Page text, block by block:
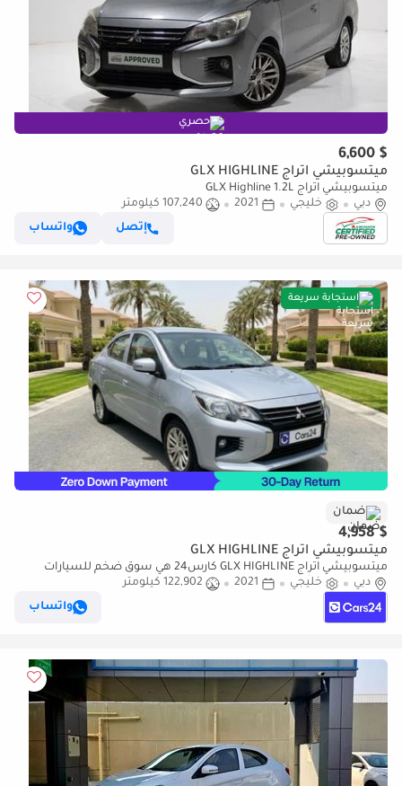
حصري
$ 6,600
ميتسوبيشي اتراج GLX HIGHLINE
ميتسوبيشي اتراج GLX Highline 1.2L
دبي
خليجي 2021
107,240 كيلومتر
إتصل
واتساب
استجابة سريعة
ضمان
$ 4,958
ميتسوبيشي اتراج GLX HIGHLINE
ميتسوبيشي اتراج GLX HIGHLINE كارس24 هي سوق ضخم للسيارات
المستعملة موثوق ومضمون ٪كارس24 هي سوق ضخم للسيارات
المستعملة موثوق ومضمون
دبي خليجي 2021
122,902 كيلومتر
واتساب